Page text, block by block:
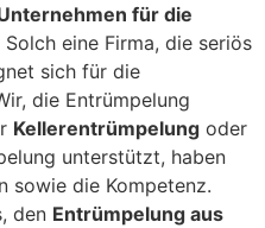
für die
eine Firma, die seriös
sich für die
die Entrümpelung
Kellerentrümpelung oder
unterstützt, haben
sowie die Kompetenz.
den Entrümpelung aus